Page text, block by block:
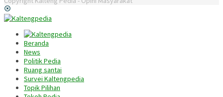
Beranda
News
Politik Pedia
Ruang santai
Survei Kaltengpedia
Topik Pilihan